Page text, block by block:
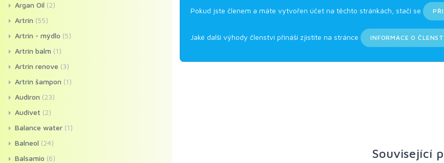
Pokud jste členem a máte vytvořen účet na těchto stránkách, stačí se
Jaké další výhody členství přináší zjistíte na stránce INFORMACE O
Související
Argan Oil (2)
Artrin (55)
Artrin - mýdlo (5)
Artrin balm (1)
Artrin renove (3)
Artrin šampon (1)
Audiron (23)
Audivet (2)
Balance water (1)
Balneol (24)
Balsamio (6)